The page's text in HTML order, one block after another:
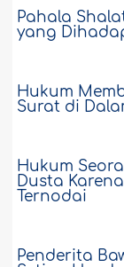
Pahala
yang
Hukum
Surat di
Hukum
Dusta
Ternodai
Penderita